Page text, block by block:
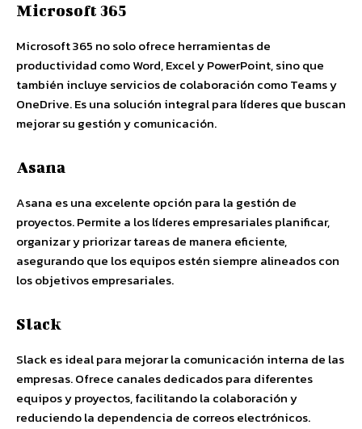
Microsoft 365
Microsoft 365 no solo ofrece herramientas de
productividad como Word, Excel y PowerPoint, sino que
también incluye servicios de colaboración como Teams y
OneDrive. Es una solución integral para líderes que buscan
mejorar su gestión y comunicación.
Asana
Asana es una excelente opción para la gestión de
proyectos. Permite a los líderes empresariales planificar,
organizar y priorizar tareas de manera eficiente,
asegurando que los equipos estén siempre alineados con
los objetivos empresariales.
Slack
Slack es ideal para mejorar la comunicación interna de las
empresas. Ofrece canales dedicados para diferentes
equipos y proyectos, facilitando la colaboración y
reduciendo la dependencia de correos electrónicos.